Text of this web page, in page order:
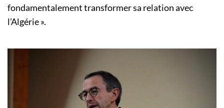
fondamentalement transformer sa relation avec
l’Algérie ».